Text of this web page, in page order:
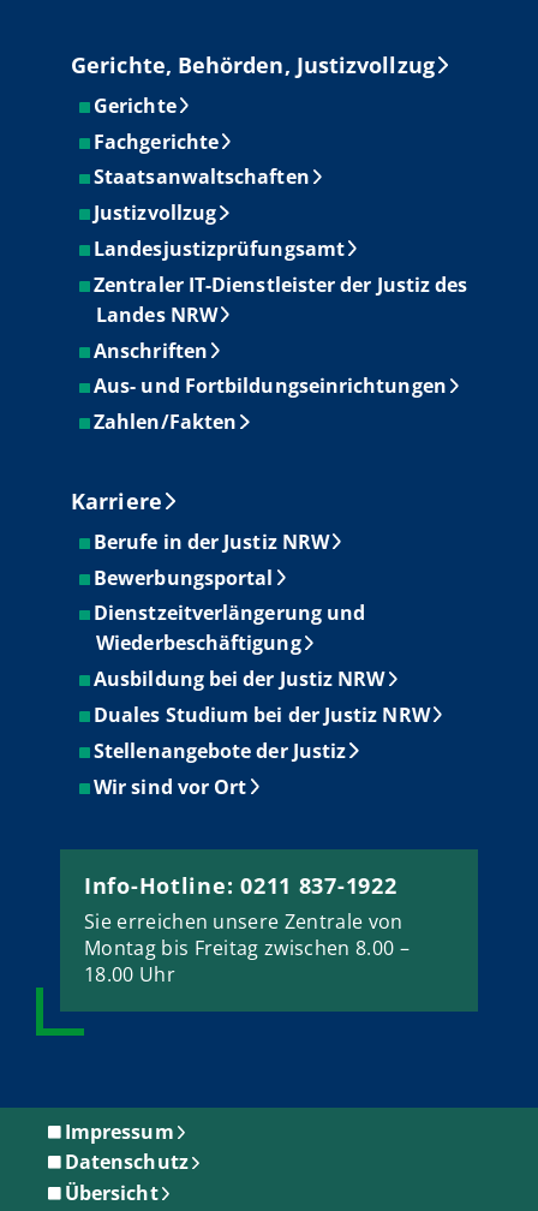
Gerichte, Behörden, Justizvollzug
Gerichte
Fachgerichte
Staatsanwaltschaften
Justizvollzug
Landesjustizprüfungsamt
Zentraler IT-Dienstleister der Justiz des
Landes NRW
Anschriften
Aus- und Fortbildungseinrichtungen
Zahlen/Fakten
Karriere
Berufe in der Justiz NRW
Bewerbungsportal
Dienstzeitverlängerung und
Wiederbeschäftigung
Ausbildung bei der Justiz NRW
Duales Studium bei der Justiz NRW
Stellenangebote der Justiz
Wir sind vor Ort
Info-Hotline: 0211 837-1922
Sie erreichen unsere Zentrale von
Montag bis Freitag zwischen 8.00 –
18.00 Uhr
Impressum
Datenschutz
Übersicht